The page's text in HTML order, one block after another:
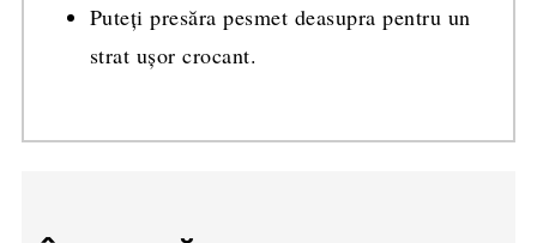
Puteți presăra pesmet deasupra pentru un
strat ușor crocant.